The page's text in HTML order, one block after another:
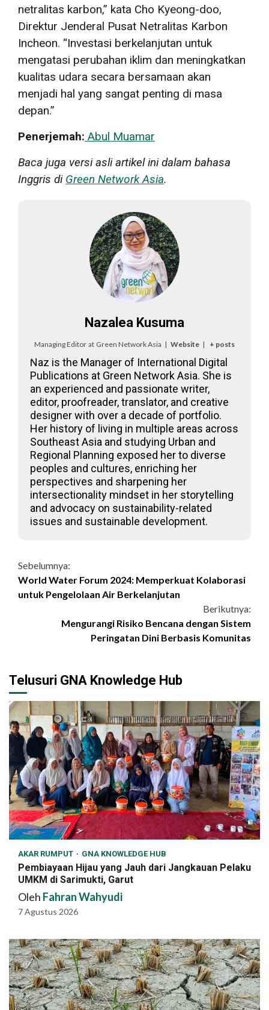
netralitas karbon,” kata Cho Kyeong-doo,
Direktur Jenderal Pusat Netralitas Karbon
Incheon. “Investasi berkelanjutan untuk
mengatasi perubahan iklim dan meningkatkan
kualitas udara secara bersamaan akan
menjadi hal yang sangat penting di masa
depan.”
Penerjemah: Abul Muamar
Baca juga versi asli artikel ini dalam bahasa
Inggris di Green Network Asia.
Nazalea Kusuma
Managing Editor at Green Network Asia | Website | + posts
Naz is the Manager of International Digital
Publications at Green Network Asia. She is
an experienced and passionate writer,
editor, proofreader, translator, and creative
designer with over a decade of portfolio.
Her history of living in multiple areas across
Southeast Asia and studying Urban and
Regional Planning exposed her to diverse
peoples and cultures, enriching her
perspectives and sharpening her
intersectionality mindset in her storytelling
and advocacy on sustainability-related
issues and sustainable development.
Continue
Reading
Sebelumnya:
World Water Forum 2024: Memperkuat Kolaborasi
untuk Pengelolaan Air Berkelanjutan
Berikutnya:
Mengurangi Risiko Bencana dengan Sistem
Peringatan Dini Berbasis Komunitas
Telusuri GNA Knowledge Hub
AKAR RUMPUT GNA KNOWLEDGE HUB
Pembiayaan Hijau yang Jauh dari Jangkauan Pelaku
UMKM di Sarimukti, Garut
Oleh Fahran Wahyudi
7 Agustus 2026